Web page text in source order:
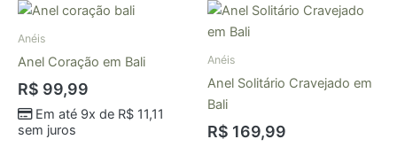
Anéis
Anel Coração em Bali
R$ 99,99
Em até 9x de R$11,11
sem juros
Este
As
Anéis
Anel Solitário Cravejado em
Bali
R$ 169,99
Este
variantes.